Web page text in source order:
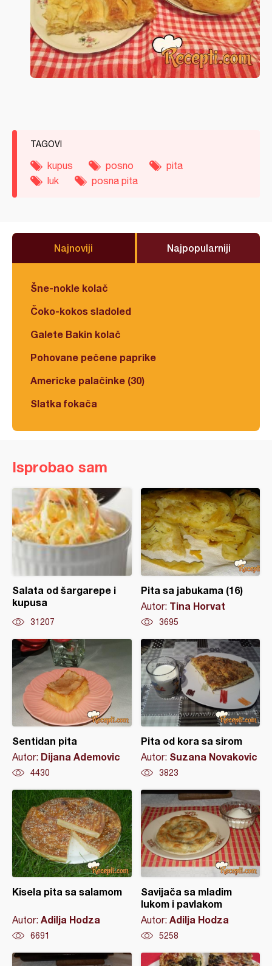
TAGOVI
kupus posno
pita
luk
posna pita
Najnoviji Najpopularniji
Šne-nokle kolač
Čoko-kokos sladoled
Galete Bakin kolač
Pohovane pečene paprike
Americke palačinke (30)
Slatka fokača
Isprobao sam
Salata od šargarepe i
kupusa
31207
Pita sa jabukama (16)
Autor: Tina Horvat
3695
Sentidan pita
Autor: Dijana Ademovic
4430
Pita od kora sa sirom
Autor: Suzana Novakovic
3823
Kisela pita sa salamom
Autor: Adilja Hodza
6691
Savijača sa mladim
lukom i pavlakom
Autor: Adilja Hodza
5258